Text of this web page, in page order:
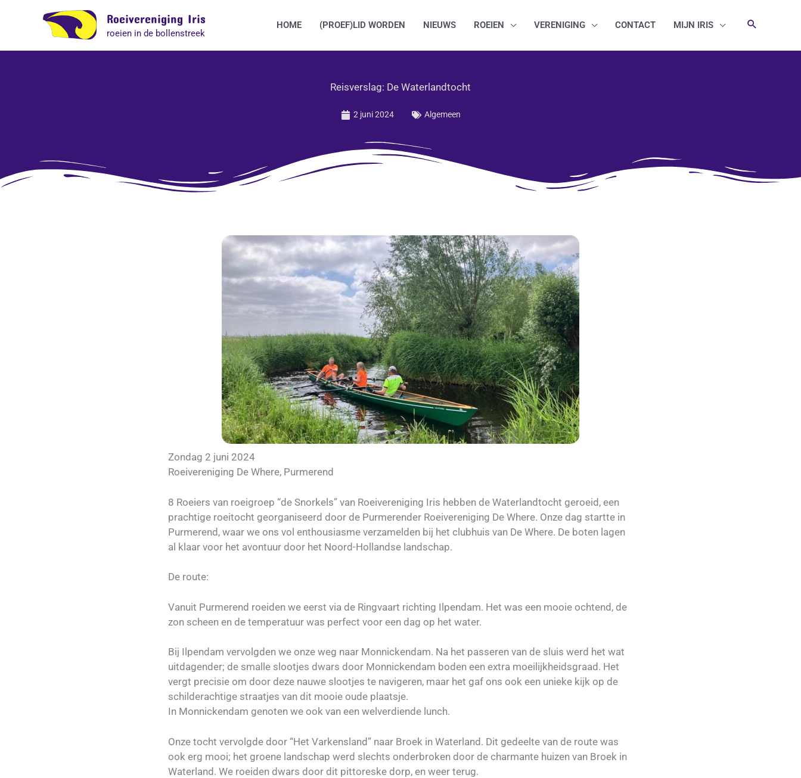
inhoud
Roeivereniging Iris
roeien in de bollenstreek
HOME (PROEF)LID WORDEN NIEUWS ROEIEN VERENIGING CONTACT MIJN IRIS
Reisverslag: De Waterlandtocht
2 juni 2024 Algemeen
Zondag 2 juni 2024
Roeivereniging De Where, Purmerend
8 Roeiers van roeigroep “de Snorkels” van Roeivereniging Iris hebben de Waterlandtocht geroeid, een
prachtige roeitocht georganiseerd door de Purmerender Roeivereniging De Where. Onze dag startte in
Purmerend, waar we ons vol enthousiasme verzamelden bij het clubhuis van De Where. De boten lagen
al klaar voor het avontuur door het Noord-Hollandse landschap.
De route:
Vanuit Purmerend roeiden we eerst via de Ringvaart richting Ilpendam. Het was een mooie ochtend, de
zon scheen en de temperatuur was perfect voor een dag op het water.
Bij Ilpendam vervolgden we onze weg naar Monnickendam. Na het passeren van de sluis werd het wat
uitdagender; de smalle slootjes dwars door Monnickendam boden een extra moeilijkheidsgraad. Het
vergt precisie om door deze nauwe slootjes te navigeren, maar het gaf ons ook een unieke kijk op de
schilderachtige straatjes van dit mooie oude plaatsje.
In Monnickendam genoten we ook van een welverdiende lunch.
Onze tocht vervolgde door “Het Varkensland” naar Broek in Waterland. Dit gedeelte van de route was
ook erg mooi; het groene landschap werd slechts onderbroken door de charmante huizen van Broek in
Waterland. We roeiden dwars door dit pittoreske dorp, en weer terug.